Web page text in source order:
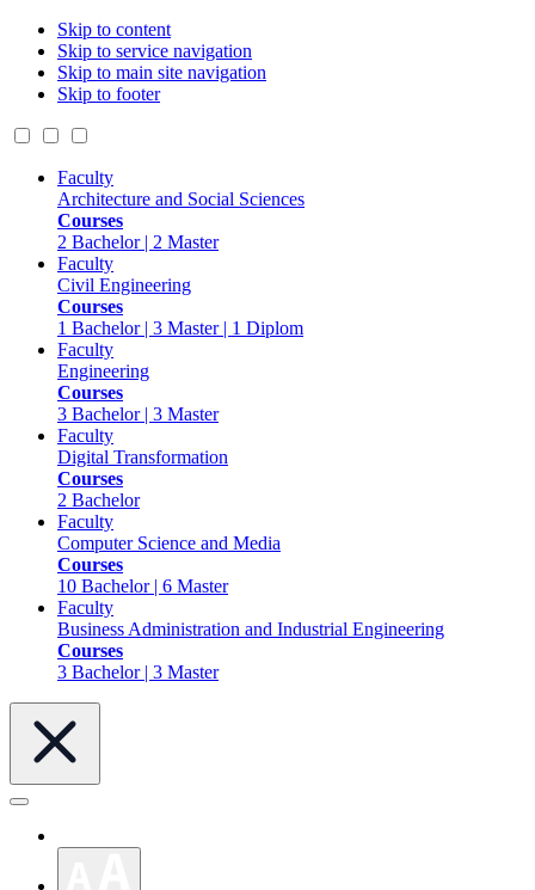
Skip to content
Skip to service navigation
Skip to main site navigation
Skip to footer
Faculty
Architecture and Social Sciences
Courses
2 Bachelor | 2 Master
Faculty
Civil Engineering
Courses
1 Bachelor | 3 Master | 1 Diplom
Faculty
Engineering
Courses
3 Bachelor | 3 Master
Faculty
Digital Transformation
Courses
2 Bachelor
Faculty
Computer Science and Media
Courses
10 Bachelor | 6 Master
Faculty
Business Administration and Industrial Engineering
Courses
3 Bachelor | 3 Master